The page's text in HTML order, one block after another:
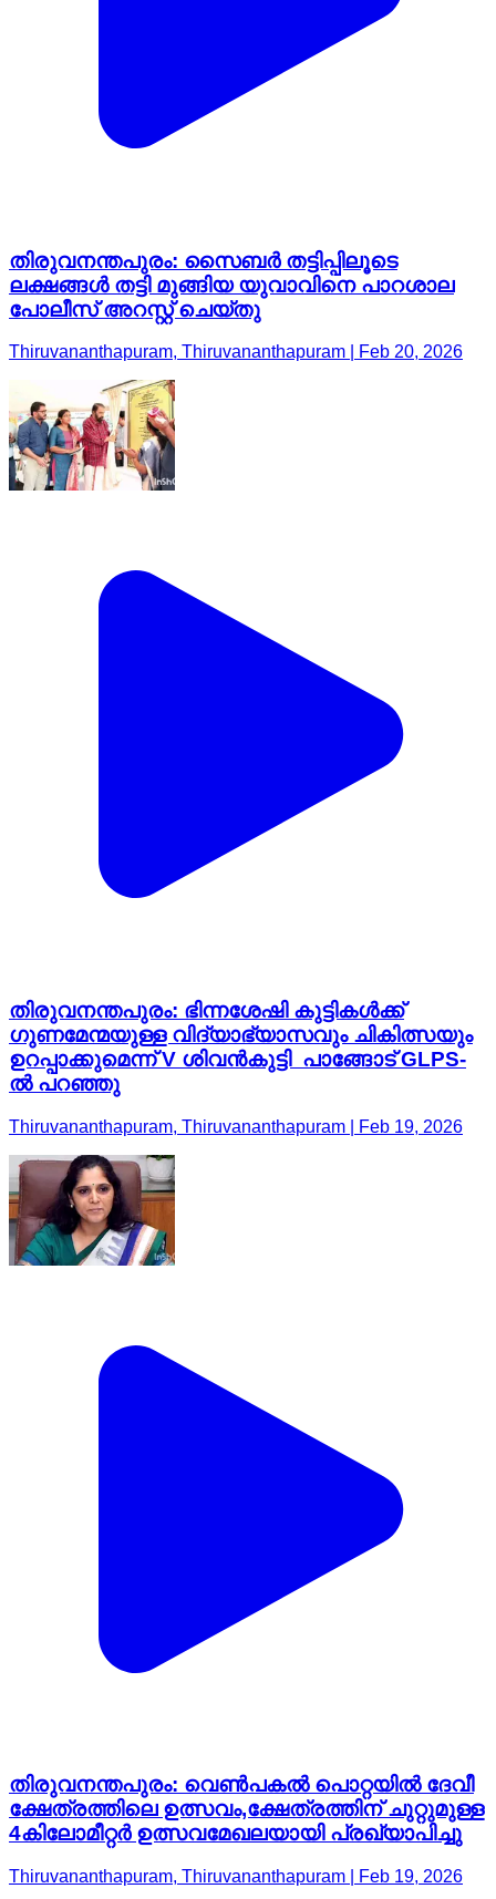
തിരുവനന്തപുരം: സൈബർ തട്ടിപ്പിലൂടെ
ലക്ഷങ്ങൾ തട്ടി മുങ്ങിയ യുവാവിനെ പാറശാല
പോലീസ് അറസ്റ്റ് ചെയ്തു
Thiruvananthapuram, Thiruvananthapuram | Feb 20, 2026
തിരുവനന്തപുരം: ഭിന്നശേഷി കുട്ടികൾക്ക്
ഗുണമേന്മയുള്ള വിദ്യാഭ്യാസവും ചികിത്സയും
ഉറപ്പാക്കുമെന്ന് V ശിവൻകുട്ടി പാങ്ങോട് GLPS-
ൽ പറഞ്ഞു
Thiruvananthapuram, Thiruvananthapuram | Feb 19, 2026
തിരുവനന്തപുരം: വെണ്‍പകല്‍ പൊറ്റയില്‍ ദേവീ
ക്ഷേത്രത്തിലെ ഉത്സവം,ക്ഷേത്രത്തിന് ചുറ്റുമുള്ള
4കിലോമീറ്റര്‍ ഉത്സവമേഖലയായി പ്രഖ്യാപിച്ചു
Thiruvananthapuram, Thiruvananthapuram | Feb 19, 2026